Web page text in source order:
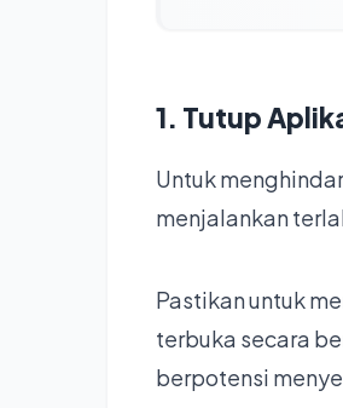
1. Tutup
Untuk
menjalankan
Pastikan untuk
terbuka secara
berpotensi